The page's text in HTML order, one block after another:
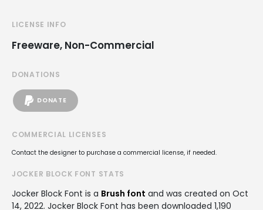
LICENSE INFO
Freeware, Non-Commercial
DONATIONS
DONATE
COMMERCIAL LICENSES
Contact the designer to purchase a commercial license, if needed.
JOCKER BLOCK FONT STATS
Jocker Block Font is a Brush font and was created on Oct
14, 2022. Jocker Block Font has been downloaded 1,190